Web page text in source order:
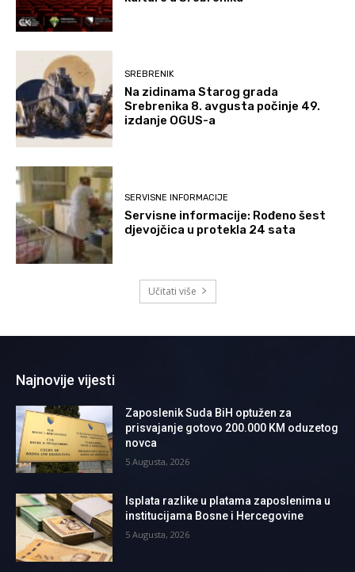
SREBRENIK
Na zidinama Starog grada
Srebrenika 8. avgusta počinje 49.
izdanje OGUS-a
SERVISNE INFORMACIJE
Servisne informacije: Rođeno šest
djevojčica u protekla 24 sata
Učitati više
Najnovije vijesti
Zaposlenik Suda BiH optužen za
prisvajanje gotovo 200.000 KM oduzetog
novca
5 Augusta, 2026
Isplata razlike u platama zaposlenima u
institucijama Bosne i Hercegovine
5 Augusta, 2026